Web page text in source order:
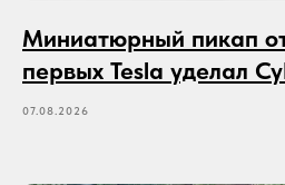
Миниатюрный пикап
первых Tesla уделал
07.08.2026